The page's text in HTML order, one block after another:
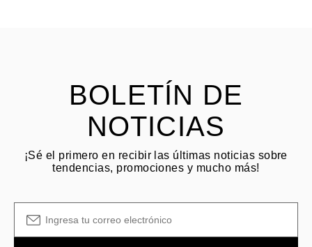
BOLETÍN DE
NOTICIAS
¡Sé el primero en recibir las últimas noticias sobre
tendencias, promociones y mucho más!